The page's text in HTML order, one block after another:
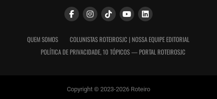
QUEM SOMOS
COLUNISTAS ROTEIROSJC | NOSSA EQUIPE EDITORIAL
POLÍTICA DE PRIVACIDADE, 10 TÓPICOS — PORTAL ROTEIROSJC
Copyright © 2023-2026 Roteiro